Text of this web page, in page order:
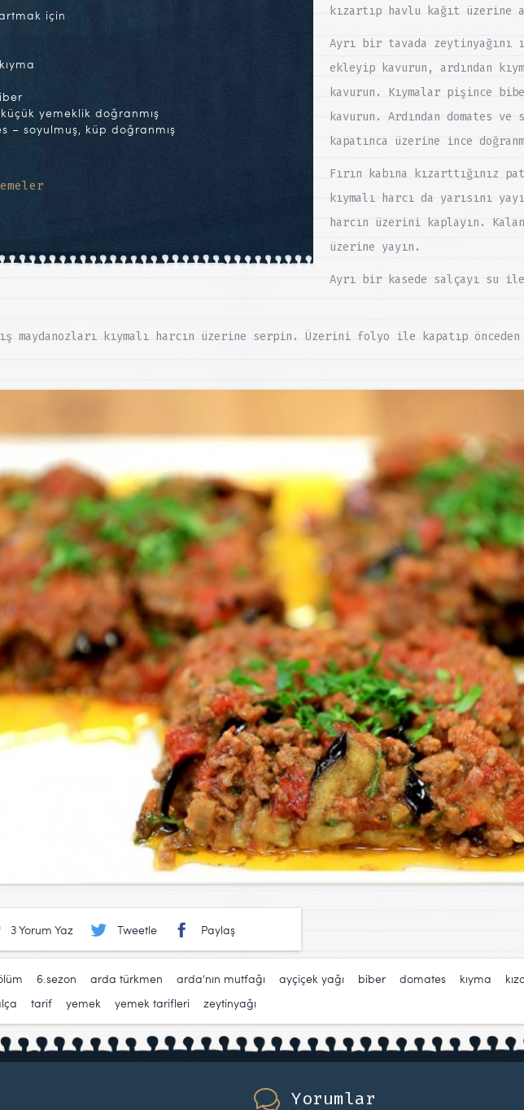
için
yemeklik doğranmış
– soyulmuş, küp doğranmış
kızartıp havlu kağıt üzerine
Ayrı bir tavada zeytinyağını
ekleyip kavurun, ardından
kavurun. Kıymalar pişince
kavurun. Ardından domates
kapatınca üzerine ince
Fırın kabına kızarttığınız
kıymalı harcı da yarısını
harcın üzerini kaplayın.
üzerine yayın.
Ayrı bir kasede salçayı su ile
maydanozları kıymalı harcın üzerine serpin. Üzerini folyo ile kapatıp
3 Yorum Yaz Tweetle Paylaş
6.sezon arda türkmen arda'nın mutfağı ayçiçek yağı biber domates kıyma
tarif yemek yemek tarifleri zeytinyağı
Yorumlar